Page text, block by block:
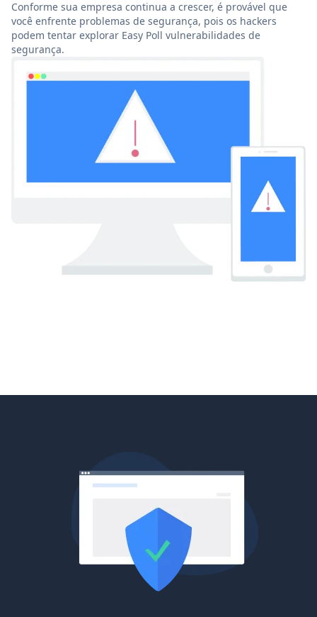
Conforme sua empresa continua a crescer, é provável que
você enfrente problemas de segurança, pois os hackers
podem tentar explorar Easy Poll vulnerabilidades de
segurança.